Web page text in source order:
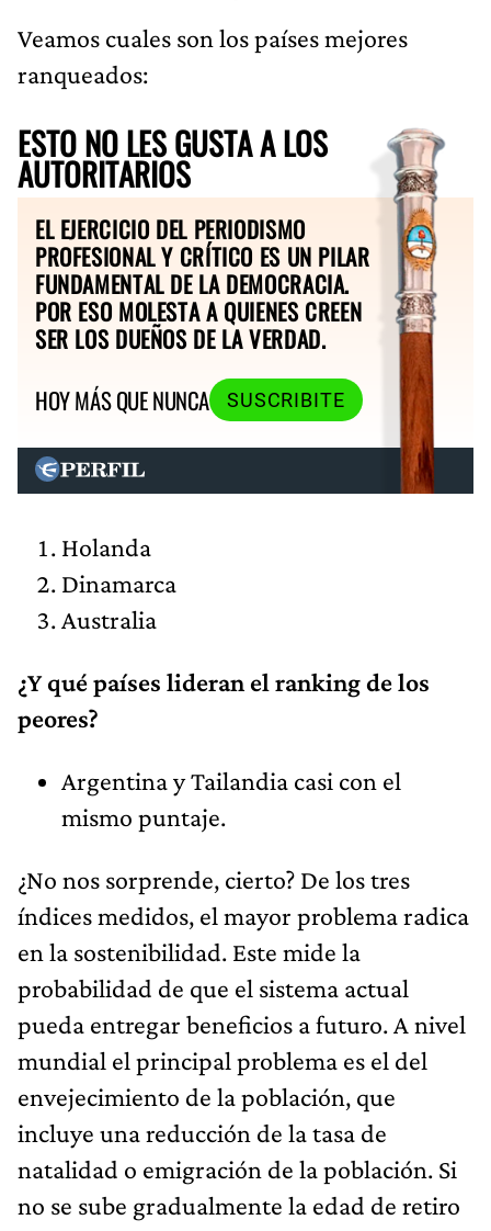
Veamos cuales son los países mejores
ranqueados:
ESTO NO LES GUSTA A LOS
AUTORITARIOS
EL EJERCICIO DEL PERIODISMO
PROFESIONAL Y CRÍTICO ES UN PILAR
FUNDAMENTAL DE LA DEMOCRACIA.
POR ESO MOLESTA A QUIENES CREEN
SER LOS DUEÑOS DE LA VERDAD.
HOY MÁS QUE NUNCA
SUSCRIBITE
Holanda
Dinamarca
Australia
¿Y qué países lideran el ranking de los
peores?
Argentina y Tailandia casi con el
mismo puntaje.
¿No nos sorprende, cierto? De los tres
índices medidos, el mayor problema radica
en la sostenibilidad. Este mide la
probabilidad de que el sistema actual
pueda entregar beneficios a futuro. A nivel
mundial el principal problema es el del
envejecimiento de la población, que
incluye una reducción de la tasa de
natalidad o emigración de la población. Si
no se sube gradualmente la edad de retiro